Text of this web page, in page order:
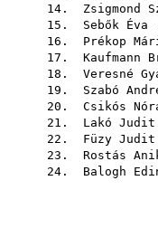
14. Zsigmond
15. Sebők Éva
16. Prékop
17. Kaufmann
18. Veresné
19. Szabó
20. Csikós
21. Lakó Judit
22. Füzy Judit
23. Rostás
24. Balogh